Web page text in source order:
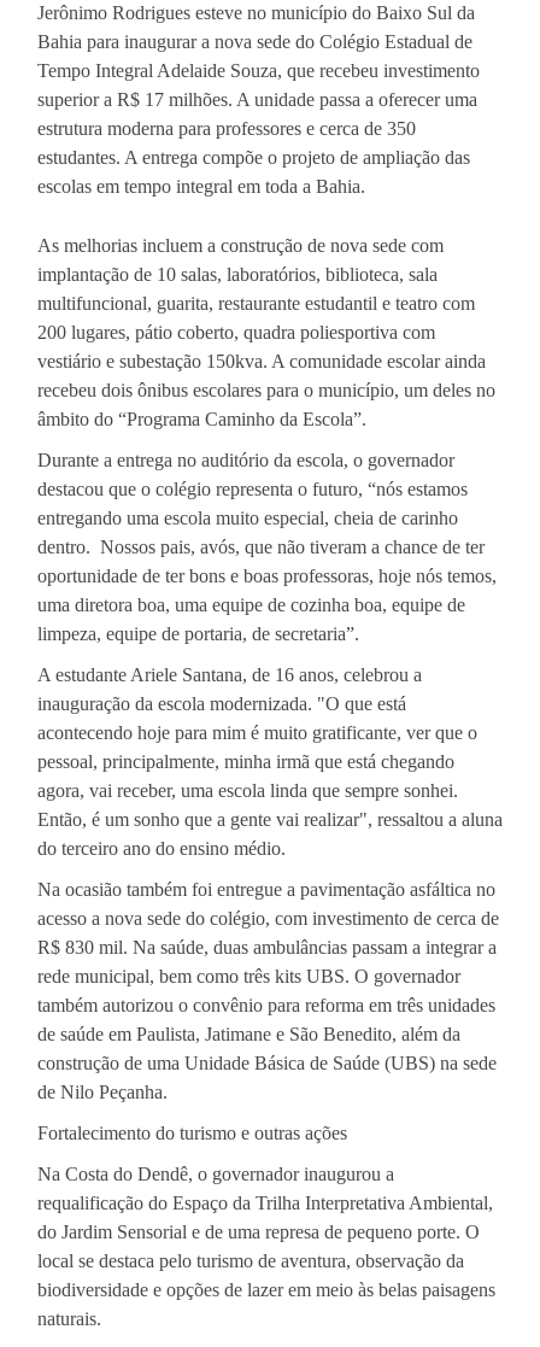
Jerônimo Rodrigues esteve no município do Baixo Sul da
Bahia para inaugurar a nova sede do Colégio Estadual de
Tempo Integral Adelaide Souza, que recebeu investimento
superior a R$ 17 milhões. A unidade passa a oferecer uma
estrutura moderna para professores e cerca de 350
estudantes. A entrega compõe o projeto de ampliação das
escolas em tempo integral em toda a Bahia.
As melhorias incluem a construção de nova sede com
implantação de 10 salas, laboratórios, biblioteca, sala
multifuncional, guarita, restaurante estudantil e teatro com
200 lugares, pátio coberto, quadra poliesportiva com
vestiário e subestação 150kva. A comunidade escolar ainda
recebeu dois ônibus escolares para o município, um deles no
âmbito do “Programa Caminho da Escola”.
Durante a entrega no auditório da escola, o governador
destacou que o colégio representa o futuro, “nós estamos
entregando uma escola muito especial, cheia de carinho
dentro. Nossos pais, avós, que não tiveram a chance de ter
oportunidade de ter bons e boas professoras, hoje nós temos,
uma diretora boa, uma equipe de cozinha boa, equipe de
limpeza, equipe de portaria, de secretaria”.
A estudante Ariele Santana, de 16 anos, celebrou a
inauguração da escola modernizada. "O que está
acontecendo hoje para mim é muito gratificante, ver que o
pessoal, principalmente, minha irmã que está chegando
agora, vai receber, uma escola linda que sempre sonhei.
Então, é um sonho que a gente vai realizar", ressaltou a aluna
do terceiro ano do ensino médio.
Na ocasião também foi entregue a pavimentação asfáltica no
acesso a nova sede do colégio, com investimento de cerca de
R$ 830 mil. Na saúde, duas ambulâncias passam a integrar a
rede municipal, bem como três kits UBS. O governador
também autorizou o convênio para reforma em três unidades
de saúde em Paulista, Jatimane e São Benedito, além da
construção de uma Unidade Básica de Saúde (UBS) na sede
de Nilo Peçanha.
Fortalecimento do turismo e outras ações
Na Costa do Dendê, o governador inaugurou a
requalificação do Espaço da Trilha Interpretativa Ambiental,
do Jardim Sensorial e de uma represa de pequeno porte. O
local se destaca pelo turismo de aventura, observação da
biodiversidade e opções de lazer em meio às belas paisagens
naturais.